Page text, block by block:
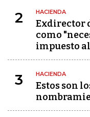
2 HACIENDA
Exdirector
como
impuesto
3 HACIENDA
Estos son